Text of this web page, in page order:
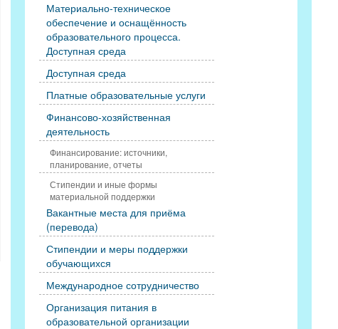
Материально-техническое
обеспечение и оснащённость
образовательного процесса.
Доступная среда
Доступная среда
Платные образовательные услуги
Финансово-хозяйственная
деятельность
Финансирование: источники,
планирование, отчеты
Стипендии и иные формы
материальной поддержки
Вакантные места для приёма
(перевода)
Стипендии и меры поддержки
обучающихся
Международное сотрудничество
Организация питания в
образовательной организации